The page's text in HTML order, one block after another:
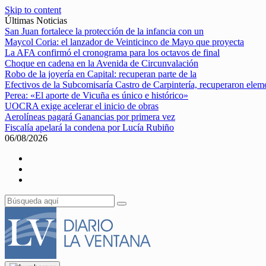
Skip to content
Últimas Noticias
San Juan fortalece la protección de la infancia con un
Maycol Coria: el lanzador de Veinticinco de Mayo que proyecta
La AFA confirmó el cronograma para los octavos de final
Choque en cadena en la Avenida de Circunvalación
Robo de la joyería en Capital: recuperan parte de la
Efectivos de la Subcomisaría Castro de Carpintería, recuperaron
Perea: «El aporte de Vicuña es único e histórico»
UOCRA exige acelerar el inicio de obras
Aerolíneas pagará Ganancias por primera vez
Fiscalía apelará la condena por Lucía Rubiño
06/08/2026